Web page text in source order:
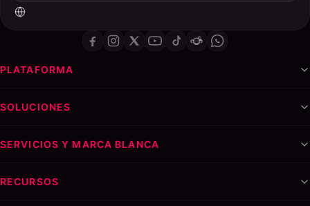
PLATAFORMA
SOLUCIONES
SERVICIOS Y MARCA BLANCA
RECURSOS